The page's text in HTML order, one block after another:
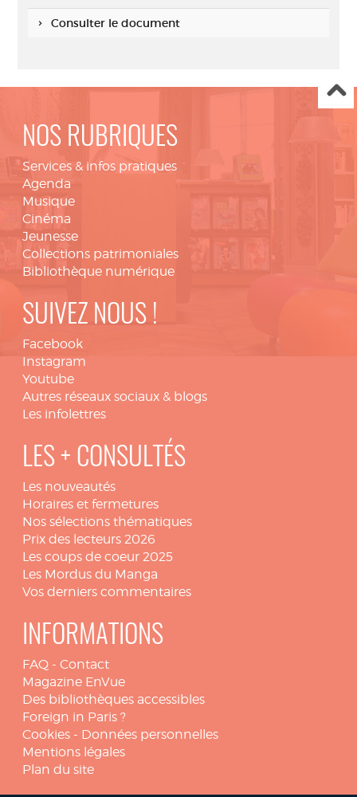
Consulter le document
NOS RUBRIQUES
Services & infos pratiques
Agenda
Musique
Cinéma
Jeunesse
Collections patrimoniales
Bibliothèque numérique
SUIVEZ NOUS !
Facebook
Instagram
Youtube
Autres réseaux sociaux & blogs
Les infolettres
LES + CONSULTÉS
Les nouveautés
Horaires et fermetures
Nos sélections thématiques
Prix des lecteurs 2026
Les coups de coeur 2025
Les Mordus du Manga
Vos derniers commentaires
INFORMATIONS
FAQ - Contact
Magazine EnVue
Des bibliothèques accessibles
Foreign in Paris ?
Cookies - Données personnelles
Mentions légales
Plan du site